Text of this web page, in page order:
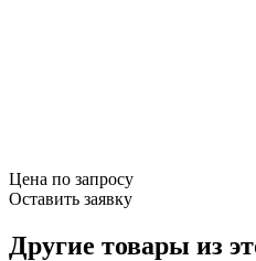
Цена по запросу
Оставить заявку
Другие товары из